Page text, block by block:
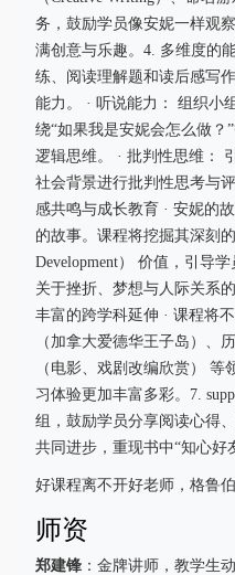
务，鼓励学员像安妮一样观
满创意与乐趣。4. 多维度的
练、阅读理解题和读后感写
能力。 · 听说能力： 组织小
绕“如果我是安妮会怎么做？
逻辑思维。 · 批判性思维：
社会背景进行批判性思考与
感共鸣与成长教育 · 安妮的
的故事。课程将挖掘其深刻
Development） 价值，引导
关于挫折、梦想与人际关系
丰富的跨学科延伸 · 课程将
（加拿大爱德华王子岛）、
（电影、戏剧改编欣赏）
习体验更加丰富多彩。7.
组，鼓励学员分享阅读心得
共同进步，重现书中“知心好
好课程离不开好老师，格鲁
师资
郑建锋 ：金牌讲师，教学生